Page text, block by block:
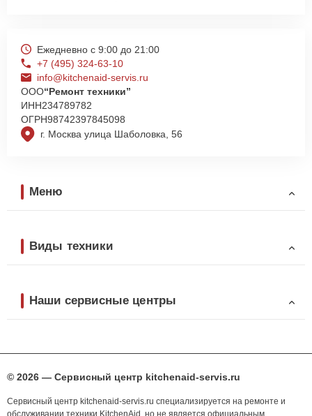
г. Москва улица Шаболовка, 56
Ежедневно с 9:00 до 21:00
+7 (495) 324-63-10
info@kitchenaid-servis.ru
ООО“Ремонт техники”
ИНН234789782
ОГРН98742397845098
Меню
Виды техники
Наши сервисные центры
© 2026 — Сервисный центр kitchenaid-servis.ru
Сервисный центр kitchenaid-servis.ru специализируется на ремонте и
обслуживании техники KitchenAid, но не является официальным